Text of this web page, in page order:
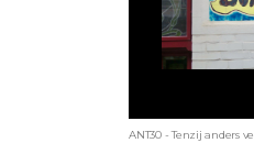
ANT30 - Tenzij anders